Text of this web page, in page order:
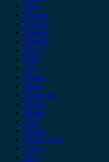
Opel
Omoda
Peugeot
Porsche
Renault
Rover
Saab
Seat
Skoda
Smart
ssangyong
Subaru
Suzuki
Tesla
Toyota
Volkswagen
Volvo
Xev